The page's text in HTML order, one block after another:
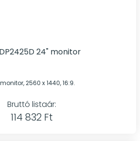
24" monitor
2560 x 1440, 16:9.
Bruttó listaár:
114 832 Ft